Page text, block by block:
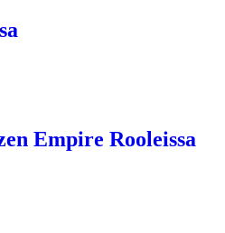
Empire Rooleissa